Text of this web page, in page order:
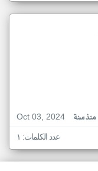
Oct 03, 2024
منذ سنة
عدد الكلمات: ١